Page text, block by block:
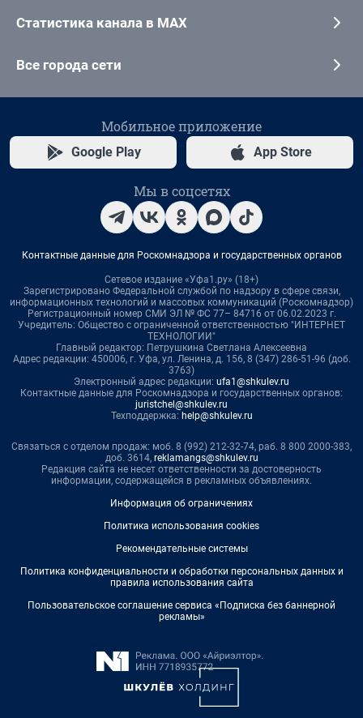
Статистика канала в MAX
Все города сети
Мобильное приложение
Google Play App Store
Мы в соцсетях
Контактные данные для Роскомнадзора и государственных органов
Сетевое издание «Уфа1.ру» (18+)
Зарегистрировано Федеральной службой по надзору в сфере связи,
информационных технологий и массовых коммуникаций (Роскомнадзор)
Регистрационный номер СМИ ЭЛ № ФС 77– 84716 от 06.02.2023 г.
Учредитель: Общество с ограниченной ответственностью "ИНТЕРНЕТ
ТЕХНОЛОГИИ"
Главный редактор: Петрушкина Светлана Алексеевна
Адрес редакции: 450006, г. Уфа, ул. Ленина, д. 156, 8 (347) 286-51-96 (доб.
3763)
Электронный адрес редакции: ufa1@shkulev.ru
Контактные данные для Роскомнадзора и государственных органов:
juristchel@shkulev.ru
Техподдержка: help@shkulev.ru
Связаться с отделом продаж: моб. 8 (992) 212-32-74, раб. 8 800 2000-383,
доб. 3614, reklamangs@shkulev.ru
Редакция сайта не несет ответственности за достоверность
информации, содержащейся в рекламных объявлениях.
Информация об ограничениях
Политика использования cookies
Рекомендательные системы
Политика конфиденциальности и обработки персональных данных и
правила использования сайта
Пользовательское соглашение сервиса «Подписка без баннерной
рекламы»